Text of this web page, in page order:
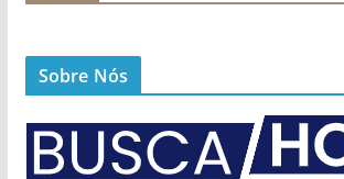
Sobre Nós